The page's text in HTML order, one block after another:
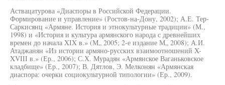
Аствацатурова «Диаспоры в Российской Федерации.
Формирование и управление» (Ростов-на-Дону, 2002); А.Е. Тер-
Саркисянц «Армяне. История и этнокультурные традиции» (М.,
1998) и «История и культура армянского народа с древнейших
времен до начала XIX в.» (М„ 2005; 2-е издание М„ 2008); А.И.
Атаджанян «Из истории армяно-русских взаимоотношений X-
XVIII в.» (Ер., 2006); С.Х. Мурадян «Армянское Ваганьковское
кладбище» (Ер., 2007); В. Дятлов, Э. Мелконян «Армянская
диаспора: очерки социокультурной типологии» (Ер., 2009).